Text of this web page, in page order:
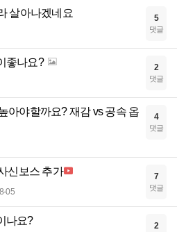
살아나겠네요 5
댓글
좋나요? 2
댓글
아야할까요? 재감 vs 공속 옵
4
댓글
신보스 추가
05
7
댓글
나요? 2